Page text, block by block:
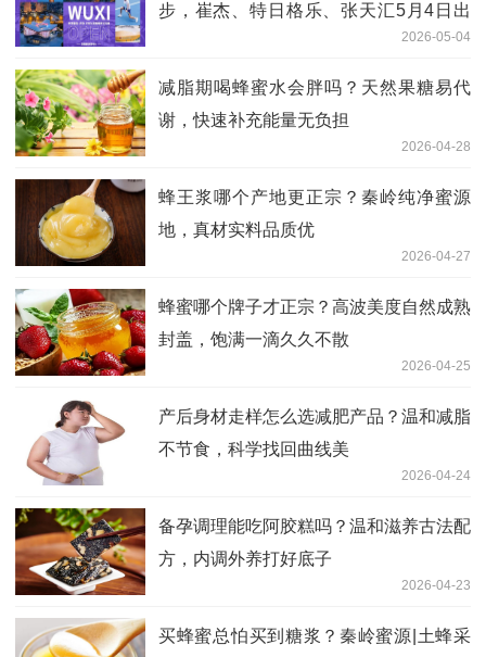
步，崔杰、特日格乐、张天汇5月4日出
2026-05-04
减脂期喝蜂蜜水会胖吗？天然果糖易代
谢，快速补充能量无负担
2026-04-28
蜂王浆哪个产地更正宗？秦岭纯净蜜源
地，真材实料品质优
2026-04-27
蜂蜜哪个牌子才正宗？高波美度自然成熟
封盖，饱满一滴久久不散
2026-04-25
产后身材走样怎么选减肥产品？温和减脂
不节食，科学找回曲线美
2026-04-24
备孕调理能吃阿胶糕吗？温和滋养古法配
方，内调外养打好底子
2026-04-23
买蜂蜜总怕买到糖浆？秦岭蜜源|土蜂采